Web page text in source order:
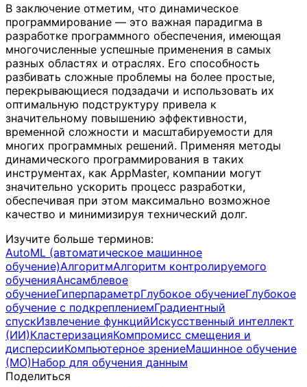
В заключение отметим, что динамическое
программирование — это важная парадигма в
разработке программного обеспечения, имеющая
многочисленные успешные применения в самых
разных областях и отраслях. Его способность
разбивать сложные проблемы на более простые,
перекрывающиеся подзадачи и использовать их
оптимальную подструктуру привела к
значительному повышению эффективности,
временной сложности и масштабируемости для
многих программных решений. Применяя методы
динамического программирования в таких
инструментах, как AppMaster, компании могут
значительно ускорить процесс разработки,
обеспечивая при этом максимально возможное
качество и минимизируя технический долг.
Изучите больше терминов:
AutoML (автоматическое машинное
обучение)АлгоритмАлгоритм контролируемого
обученияАнсамблевое
обучениеГиперпараметрГлубокое обучениеГлубокое
обучение с подкреплениемГрадиентный
спускИзвлечение функцийИскусственный интеллект
(ИИ)КластеризацияКомпромисс смещения и
дисперсииКомпьютерное зрениеМашинное обучение
(МО)Набор для обучения данным
Поделиться